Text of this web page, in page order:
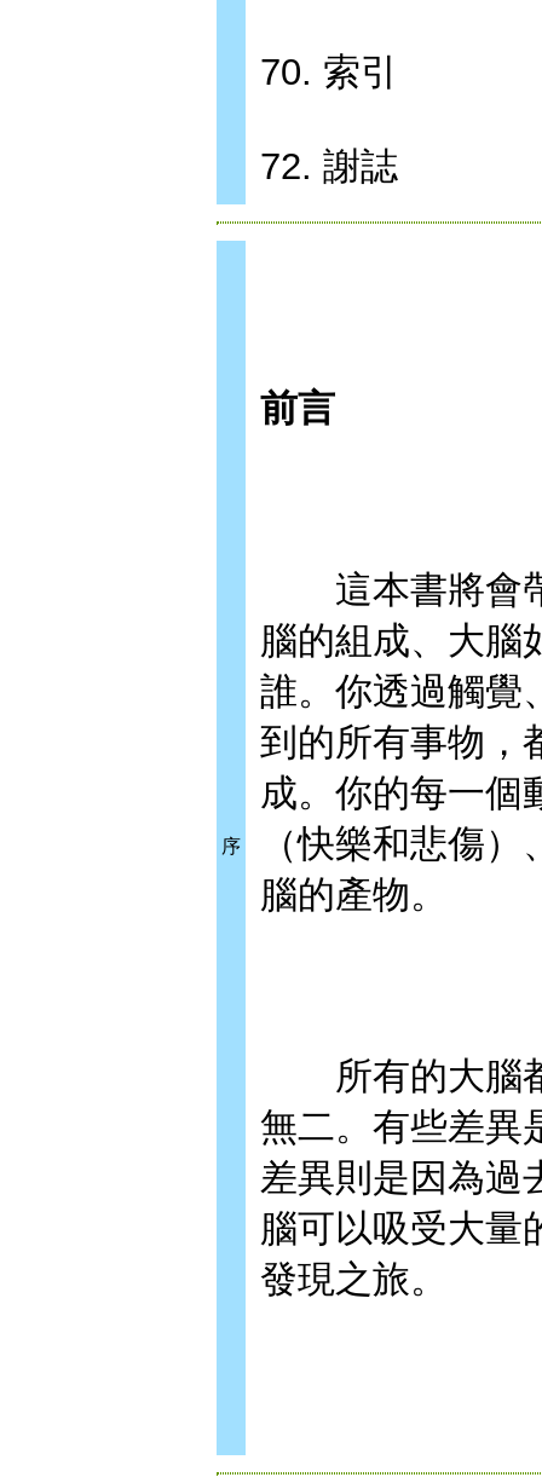
70. 索引
72. 謝誌
序
前言
這本書將會帶
腦的組成、大腦
誰。你透過觸覺
到的所有事物，
成。你的每一個
（快樂和悲傷
腦的產物。
所有的大腦都
無二。有些差異
差異則是因為過
腦可以吸受大量
發現之旅。